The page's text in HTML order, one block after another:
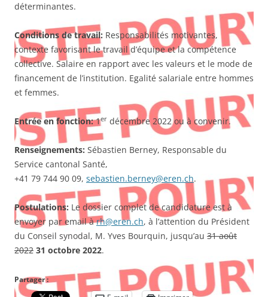
déterminantes.
Conditions de travail: Responsabilités motivantes,
contexte favorisant le travail d’équipe et la compétence
collective. Salaire en rapport avec les valeurs et le mode de
financement de l’institution. Egalité salariale entre hommes
et femmes.
Entrée en fonction:1er décembre 2022 ou à convenir.
Renseignements: Sébastien Berney, Responsable du
Service cantonal Santé,
+41 79 744 90 09, sebastien.berney@eren.ch.
Postulations: Le dossier complet de candidature est à
envoyer par email àrh@eren.ch, à l’attention du Président
du Conseil synodal, M. Yves Bourquin, jusqu’au 31 août
2022 31 octobre 2022.
Partager :